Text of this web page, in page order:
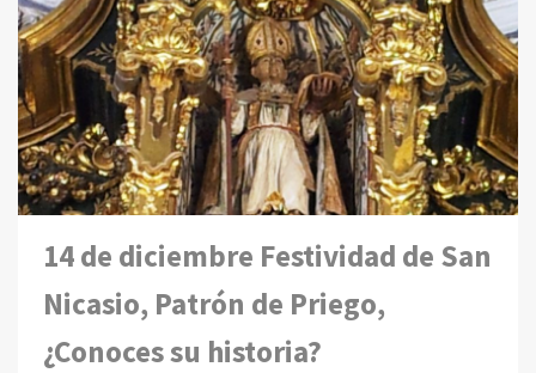
14 de diciembre Festividad de San
Nicasio, Patrón de Priego,
¿Conoces su historia?